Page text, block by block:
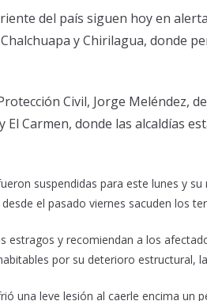
del país siguen hoy en
y Chirilagua, donde
Civil, Jorge Meléndez,
El Carmen, donde las alcaldías
suspendidas para este lunes y
el pasado viernes sacuden los
estragos y recomiendan a los
por su deterioro estructural,
una leve lesión al caerle encima un